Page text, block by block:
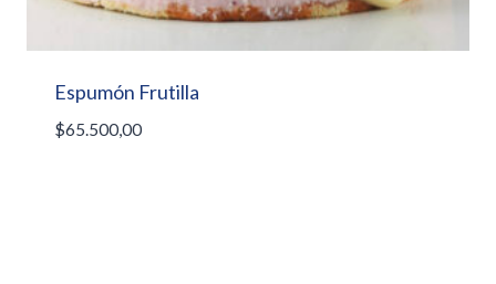
Espumón Frutilla
$65.500,00